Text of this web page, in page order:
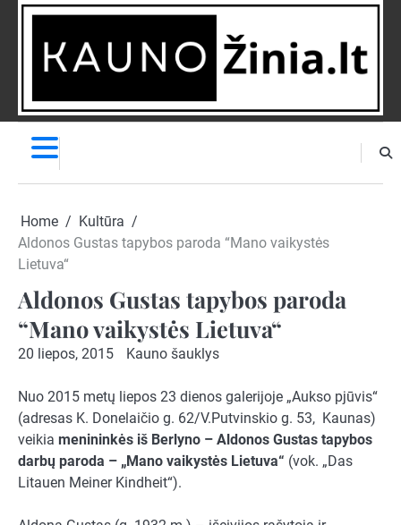
Skip
NAUJIENĄ
Home
Kultūra
Aldonos Gustas tapybos paroda “Mano vaikystės
Lietuva“
Aldonos Gustas tapybos paroda
“Mano vaikystės Lietuva“
20 liepos, 2015 Kauno šauklys
Nuo 2015 metų liepos 23 dienos galerijoje „Aukso pjūvis“
(adresas K. Donelaičio g. 62/V.Putvinskio g. 53, Kaunas)
veikia menininkės iš Berlyno – Aldonos Gustas tapybos
darbų paroda – „Mano vaikystės Lietuva“ (vok. „Das
Litauen Meiner Kindheit“).